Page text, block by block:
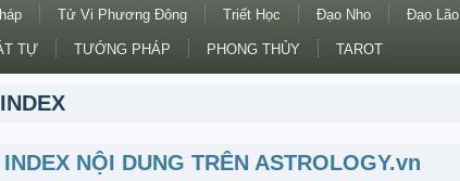
Tử Vi Phương Đông Triết Học Đạo Nho Đạo Lão
TỰ TƯỚNG PHÁP PHONG THỦY TAROT
NỘI DUNG TRÊN ASTROLOGY.vn